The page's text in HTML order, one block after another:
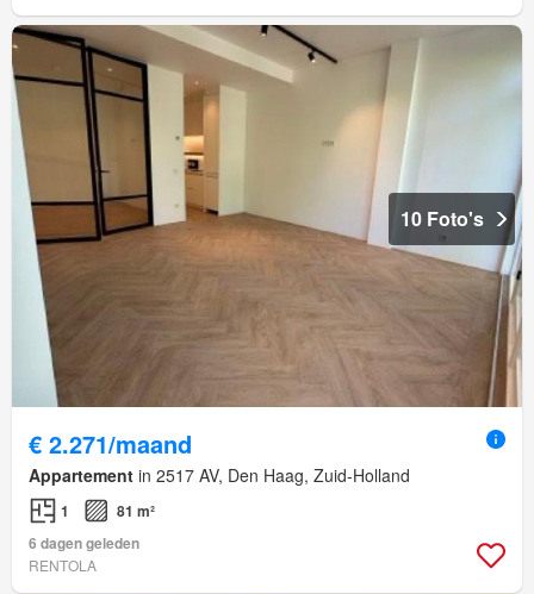
10 Foto's
€ 2.271/maand
Appartement in 2517 AV, Den Haag, Zuid-Holland
1
81 m²
6 dagen geleden
RENTOLA